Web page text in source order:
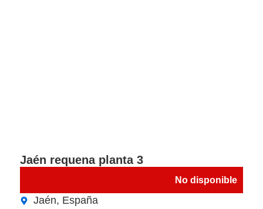
Jaén requena planta 3
No disponible
Jaén, España